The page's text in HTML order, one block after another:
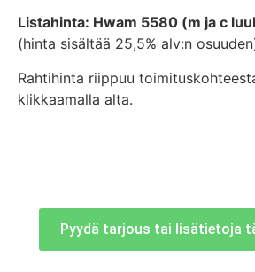
Listahinta: Hwam 5580 (m ja c
(hinta sisältää 25,5% alv:n
Rahtihinta riippuu
klikkaamalla alta.
Pyydä tarjous tai lisätietoja